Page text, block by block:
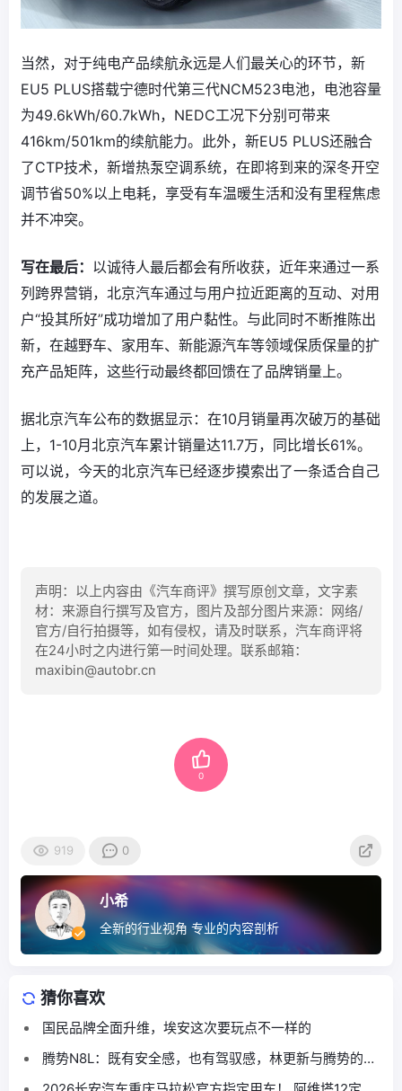
当然，对于纯电产品续航永远是人们最关心的环节，新
EU5 PLUS搭载宁德时代第三代NCM523电池，电池容量
为49.6kWh/60.7kWh，NEDC工况下分别可带来
416km/501km的续航能力。此外，新EU5 PLUS还融合
了CTP技术，新增热泵空调系统，在即将到来的深冬开空
调节省50%以上电耗，享受有车温暖生活和没有里程焦虑
并不冲突。
写在最后： 以诚待人最后都会有所收获，近年来通过一系
列跨界营销，北京汽车通过与用户拉近距离的互动、对用
户“投其所好”成功增加了用户黏性。与此同时不断推陈出
新，在越野车、家用车、新能源汽车等领域保质保量的扩
充产品矩阵，这些行动最终都回馈在了品牌销量上。
据北京汽车公布的数据显示：在10月销量再次破万的基础
上，1-10月北京汽车累计销量达11.7万，同比增长61%。
可以说，今天的北京汽车已经逐步摸索出了一条适合自己
的发展之道。
声明：以上内容由《汽车商评》撰写原创文章，文字素
材：来源自行撰写及官方，图片及部分图片来源：网络/
官方/自行拍摄等，如有侵权，请及时联系，汽车商评将
在24小时之内进行第一时间处理。联系邮箱：
maxibin@autobr.cn
0
919 0
小希
全新的行业视角 专业的内容剖析
猜你喜欢
国民品牌全面升维，埃安这次要玩点不一样的
腾势N8L：既有安全感，也有驾驭感，林更新与腾势的缘
分再续